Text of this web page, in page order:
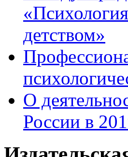
детством»
О
России в